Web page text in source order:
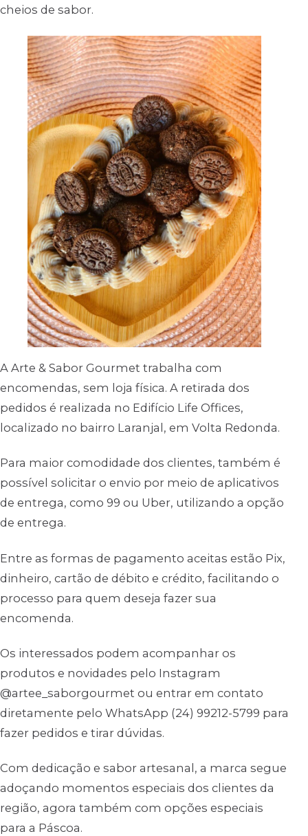
cheios de sabor.
A Arte & Sabor Gourmet trabalha com
encomendas, sem loja física. A retirada dos
pedidos é realizada no Edifício Life Offices,
localizado no bairro Laranjal, em Volta Redonda.
Para maior comodidade dos clientes, também é
possível solicitar o envio por meio de aplicativos
de entrega, como 99 ou Uber, utilizando a opção
de entrega.
Entre as formas de pagamento aceitas estão Pix,
dinheiro, cartão de débito e crédito, facilitando o
processo para quem deseja fazer sua
encomenda.
Os interessados podem acompanhar os
produtos e novidades pelo Instagram
@artee_saborgourmet ou entrar em contato
diretamente pelo WhatsApp (24) 99212-5799 para
fazer pedidos e tirar dúvidas.
Com dedicação e sabor artesanal, a marca segue
adoçando momentos especiais dos clientes da
região, agora também com opções especiais
para a Páscoa.